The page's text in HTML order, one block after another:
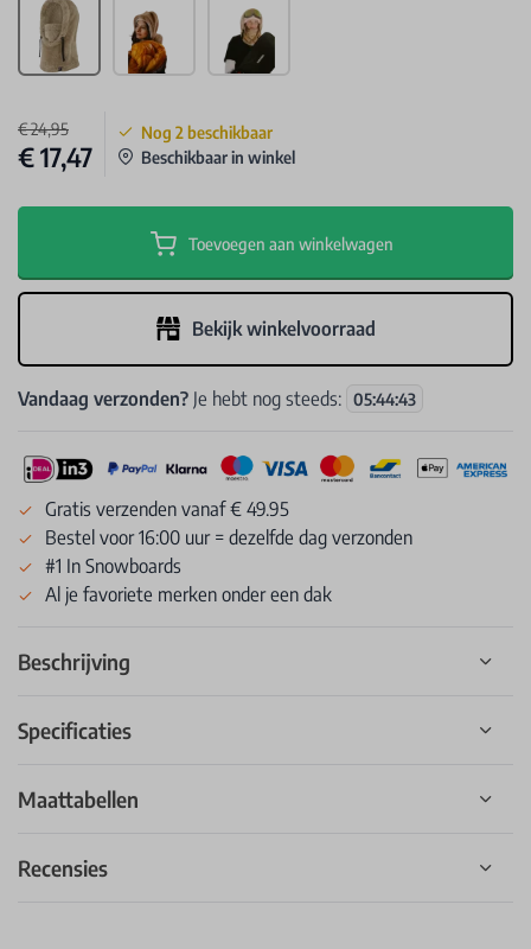
€ 24,95
€ 17,47
Nog 2 beschikbaar
Beschikbaar in winkel
Toevoegen aan winkelwagen
Bekijk winkelvoorraad
Vandaag verzonden? Je hebt nog steeds: 05:44:42
Gratis verzenden vanaf € 49.95
Bestel voor 16:00 uur = dezelfde dag verzonden
#1 In Snowboards
Al je favoriete merken onder een dak
Beschrijving
Specificaties
Maattabellen
Recensies